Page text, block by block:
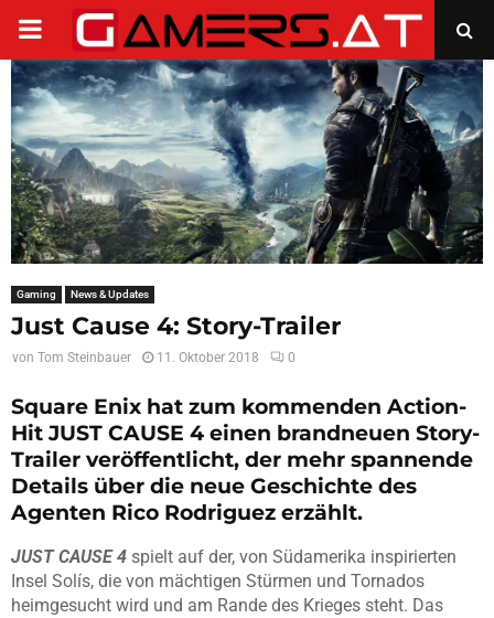
PRIMARY
MENU
Gaming News & Updates
Just Cause 4: Story-Trailer
von Tom Steinbauer 11. Oktober 2018 0
Square Enix hat zum kommenden Action-
Hit JUST CAUSE 4 einen brandneuen Story-
Trailer veröffentlicht, der mehr spannende
Details über die neue Geschichte des
Agenten Rico Rodriguez erzählt.
JUST CAUSE 4 spielt auf der, von Südamerika inspirierten
Insel Solís, die von mächtigen Stürmen und Tornados
heimgesucht wird und am Rande des Krieges steht. Das